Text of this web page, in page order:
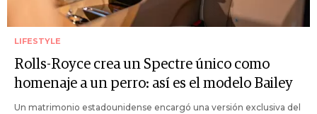
LIFESTYLE
Rolls-Royce crea un Spectre único como
homenaje a un perro: así es el modelo Bailey
Un matrimonio estadounidense encargó una versión exclusiva del